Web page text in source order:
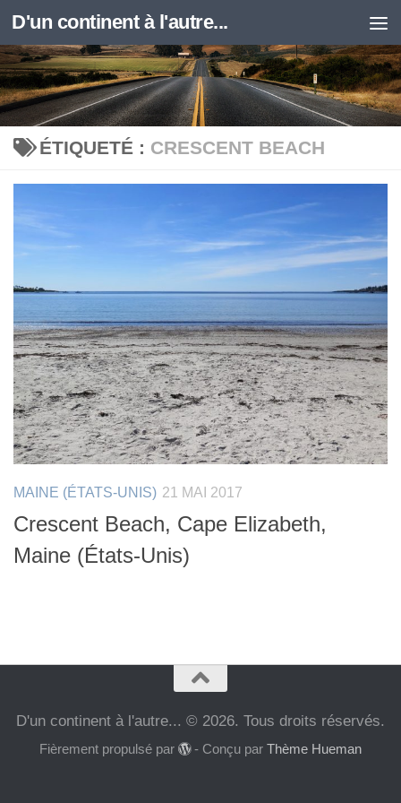
Skip to content
D'un continent à l'autre...
ÉTIQUETÉ : CRESCENT BEACH
MAINE (ÉTATS-UNIS) 21 MAI 2017
Crescent Beach, Cape Elizabeth,
Maine (États-Unis)
D'un continent à l'autre... © 2026. Tous droits réservés.
Fièrement propulsé par - Conçu parThème Hueman